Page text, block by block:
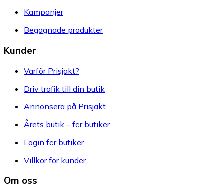
Kampanjer
Begagnade produkter
Kunder
Varför Prisjakt?
Driv trafik till din butik
Annonsera på Prisjakt
Årets butik – för butiker
Login för butiker
Villkor för kunder
Om oss